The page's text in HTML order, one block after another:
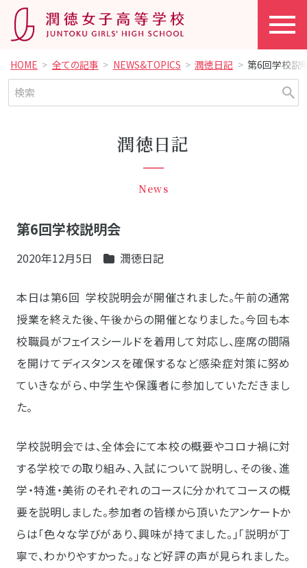
HOME 全ての記事 NEWS&TOPICS 潤徳日記 第6回学校説
潤徳日記
News
第6回学校説明会
2020年12月5日 潤徳日記
本日は第6回 学校説明会が開催されました。午前の通常
授業を終えた後、午後からの開催となりました。今回も本
校職員がフェイスシールドを着用して対応し、座席の間隔
を開けてディスタンスを確保するなど感染症対策に努め
ていきながら、中学生や保護者に参加していただきまし
た。
学校説明会では、全体会にて本校の概要やコロナ禍に対
する学校での取り組み、入試について説明し、その後、進
学・特進・美術のそれぞれのコースに分かれてコースの概
要を説明しました。参加者の皆様から頂いたアンケートか
らは「色々な学びがあり、興味が持てました。」「説明が丁
寧で、わかりやすかった。」など好評の声が見られました。